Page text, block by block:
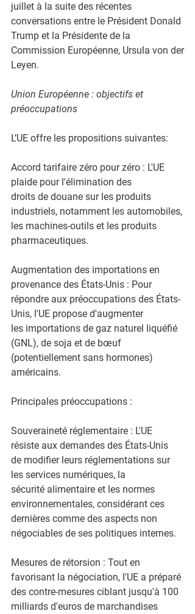
juillet à la suite des récentes
conversations entre le Président Donald
Trump et la Présidente de la
Commission Européenne, Ursula von der
Leyen.
Union Européenne : objectifs et
préoccupations
L’UE offre les propositions suivantes:
Accord tarifaire zéro pour zéro : L'UE
plaide pour l'élimination des
droits de douane sur les produits
industriels, notamment les automobiles,
les machines-outils et les produits
pharmaceutiques.
Augmentation des importations en
provenance des États-Unis : Pour
répondre aux préoccupations des États-
Unis, l'UE propose d'augmenter
les importations de gaz naturel liquéfié
(GNL), de soja et de bœuf
(potentiellement sans hormones)
américains.
Principales préoccupations :
Souveraineté réglementaire : L'UE
résiste aux demandes des États-Unis
de modifier leurs réglementations sur
les services numériques, la
sécurité alimentaire et les normes
environnementales, considérant ces
dernières comme des aspects non
négociables de ses politiques internes.
Mesures de rétorsion : Tout en
favorisant la négociation, l'UE a préparé
des contre-mesures ciblant jusqu'à 100
milliards d'euros de marchandises